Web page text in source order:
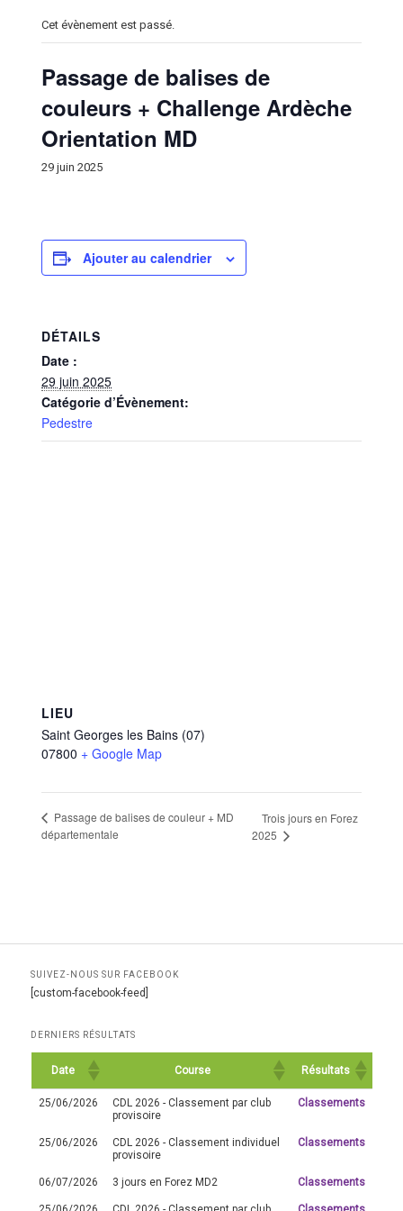
Cet évènement est passé.
Passage de balises de
couleurs + Challenge Ardèche
Orientation MD
29 juin 2025
Ajouter au calendrier
DÉTAILS
Date :
29 juin 2025
Catégorie d’Évènement:
Pedestre
LIEU
Saint Georges les Bains (07)
07800 + Google Map
Passage de balises de couleur + MD
départementale
Trois jours en Forez
2025
SUIVEZ-NOUS SUR FACEBOOK
[custom-facebook-feed]
DERNIERS RÉSULTATS
Date Course Résultats
25/06/2026
CDL 2026 - Classement par club
provisoire
Classements
25/06/2026
CDL 2026 - Classement individuel
provisoire
Classements
06/07/2026 3 jours en Forez MD2 Classements